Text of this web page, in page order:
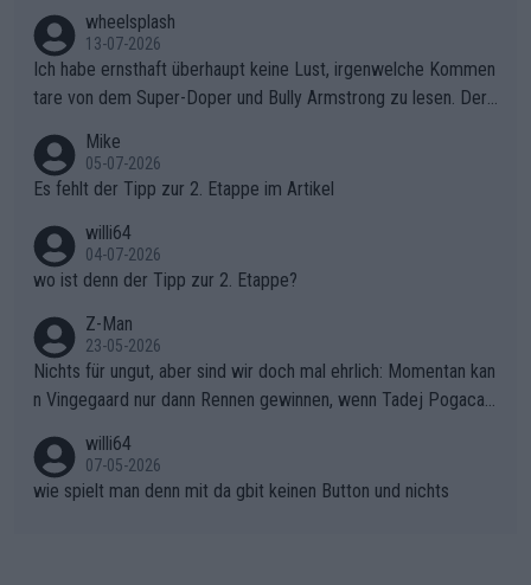
s Berges kontinuierlich auszubauen.Die Quittung im FinaleReus
sers Einbruch: Erst als Reusser komplett einbrach, übernahm V
ollering die Initiative.Zu spätes Erwachen: Zu diesem Zeitpunkt
war das Loch zu Niewiadoma bereits zu groß, um es im Allein
en.Teurer Sekundenpoker: Die Quittung sind nun 15 Sekunden
Rückstand im Gesamtklassement – ein Polster, das Niewiado
gibt. Diese Etappe wird sicher als der psychologische Wendep
unkt dieser Tour in die Geschichte eingehen. Wenn man bei so
einem harten Aufstieg einmal den Moment verpasst und der K
onkurrentin die "zweite Luft" schenkt, ist der Schaden am Ber
g kaum noch zu reparieren.Vor uns liegt nun das große Finale R
ichtung Nizza. Niewiadoma hat psychologisch Oberwasser, ab
er SD Worx und Vollering müssen jetzt All-In gehen. (gregman
n)
wheelsplash
13-07-2026
Ich habe ernsthaft überhaupt keine Lust, irgenwelche Kommen
tare von dem Super-Doper und Bully Armstrong zu lesen. Der
r die gehört nicht in dieses Medium!
Mike
05-07-2026
Es fehlt der Tipp zur 2. Etappe im Artikel
willi64
04-07-2026
wo ist denn der Tipp zur 2. Etappe?
Z-Man
23-05-2026
Nichts für ungut, aber sind wir doch mal ehrlich: Momentan kan
n Vingegaard nur dann Rennen gewinnen, wenn Tadej Pogacar
willi64
07-05-2026
wie spielt man denn mit da gbit keinen Button und nichts